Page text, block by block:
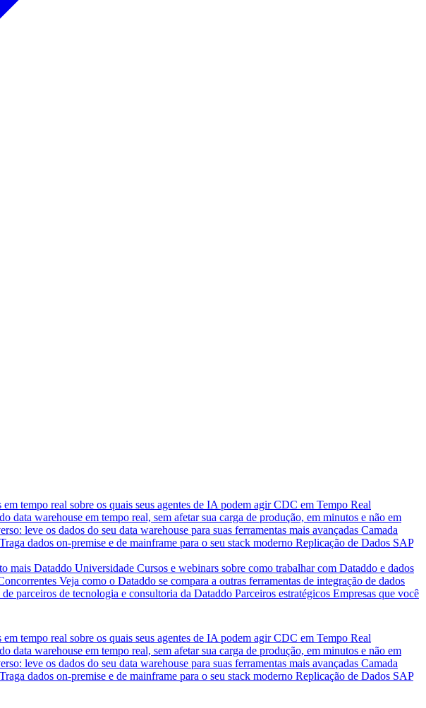
em tempo real sobre os quais seus agentes de IA podem agir CDC em Tempo Real
data warehouse em tempo real, sem afetar sua carga de produção, em minutos e não em
leve os dados do seu data warehouse para suas ferramentas mais avançadas Camada
Traga dados on-premise e de mainframe para o seu stack moderno Replicação de Dados SAP
mais Dataddo Universidade Cursos e webinars sobre como trabalhar com Dataddo e dados
Veja como o Dataddo se compara a outras ferramentas de integração de dados
parceiros de tecnologia e consultoria da Dataddo Parceiros estratégicos Empresas que você
em tempo real sobre os quais seus agentes de IA podem agir CDC em Tempo Real
data warehouse em tempo real, sem afetar sua carga de produção, em minutos e não em
leve os dados do seu data warehouse para suas ferramentas mais avançadas Camada
Traga dados on-premise e de mainframe para o seu stack moderno Replicação de Dados SAP